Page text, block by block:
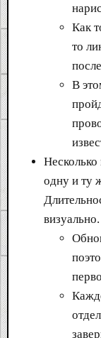
Как
то
В
одну и ту
визуально.